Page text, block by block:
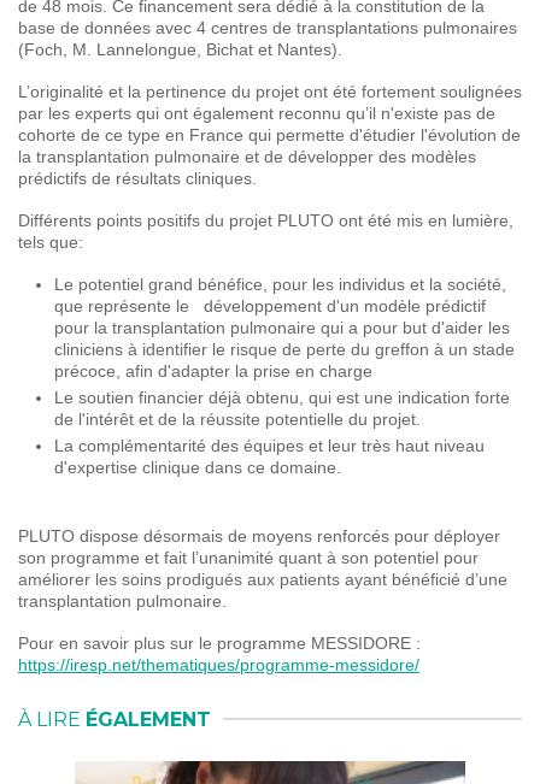
de 48 mois. Ce financement sera dédié à la constitution de la
base de données avec 4 centres de transplantations pulmonaires
(Foch, M. Lannelongue, Bichat et Nantes).
L’originalité et la pertinence du projet ont été fortement soulignées
par les experts qui ont également reconnu qu’il n'existe pas de
cohorte de ce type en France qui permette d'étudier l'évolution de
la transplantation pulmonaire et de développer des modèles
prédictifs de résultats cliniques.
Différents points positifs du projet PLUTO ont été mis en lumière,
tels que:
Le potentiel grand bénéfice, pour les individus et la société,
que représente le développement d'un modèle prédictif
pour la transplantation pulmonaire qui a pour but d'aider les
cliniciens à identifier le risque de perte du greffon à un stade
précoce, afin d'adapter la prise en charge
Le soutien financier déjà obtenu, qui est une indication forte
de l'intérêt et de la réussite potentielle du projet.
La complémentarité des équipes et leur très haut niveau
d'expertise clinique dans ce domaine.
PLUTO dispose désormais de moyens renforcés pour déployer
son programme et fait l’unanimité quant à son potentiel pour
améliorer les soins prodigués aux patients ayant bénéficié d’une
transplantation pulmonaire.
Pour en savoir plus sur le programme MESSIDORE :
https://iresp.net/thematiques/programme-messidore/
À LIRE ÉGALEMENT